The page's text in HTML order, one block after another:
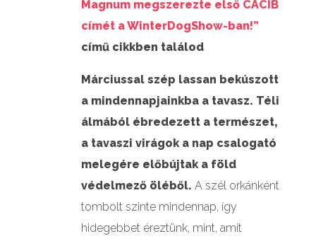
Magnum megszerezte első CACIB
címét a WinterDogShow-ban!”
című cikkben találod
Márciussal szép lassan bekúszott
a mindennapjainkba a tavasz. Téli
álmából ébredezett a természet,
a tavaszi virágok a nap csalogató
melegére előbújtak a föld
védelmező öléből. A szél orkánként
tombolt szinte mindennap, így
hidegebbet éreztünk, mint, amit